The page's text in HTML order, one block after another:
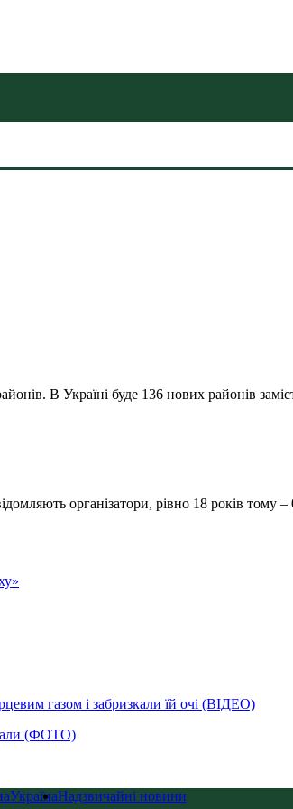
В Україні буде 136 нових районів
організатори, рівно 18 років тому –
газом і забризкали їй очі (ВІДЕО)
(ФОТО)
УкраїнаНадзвичайні новини